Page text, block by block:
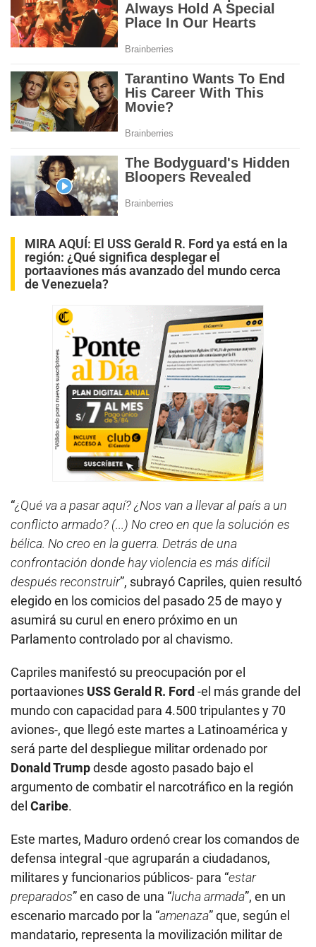
MIRA AQUÍ: El USS Gerald R. Ford ya está en la
región: ¿Qué significa desplegar el
portaaviones más avanzado del mundo cerca
de Venezuela?
“¿Qué va a pasar aquí? ¿Nos van a llevar al país a un
conflicto armado? (...) No creo en que la solución es
bélica. No creo en la guerra. Detrás de una
confrontación donde hay violencia es más difícil
después reconstruir”, subrayó Capriles, quien resultó
elegido en los comicios del pasado 25 de mayo y
asumirá su curul en enero próximo en un
Parlamento controlado por al chavismo.
Capriles manifestó su preocupación por el
portaaviones USS Gerald R. Ford-el más grande del
mundo con capacidad para 4.500 tripulantes y 70
aviones-, que llegó este martes a Latinoamérica y
será parte del despliegue militar ordenado por
Donald Trumpdesde agosto pasado bajo el
argumento de combatir el narcotráfico en la región
del Caribe.
Este martes, Maduro ordenó crear los comandos de
defensa integral -que agruparán a ciudadanos,
militares y funcionarios públicos- para “estar
preparados” en caso de una “lucha armada”, en un
escenario marcado por la “amenaza” que, según el
mandatario, representa la movilización militar de